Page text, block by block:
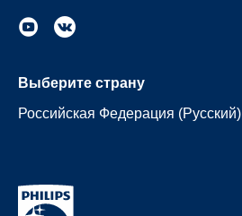
Выберите страну
Российская Федерация (Русский)